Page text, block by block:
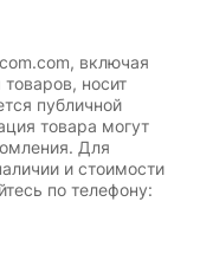
включая
носит
публичной
товара могут
Для
и стоимости
по телефону: